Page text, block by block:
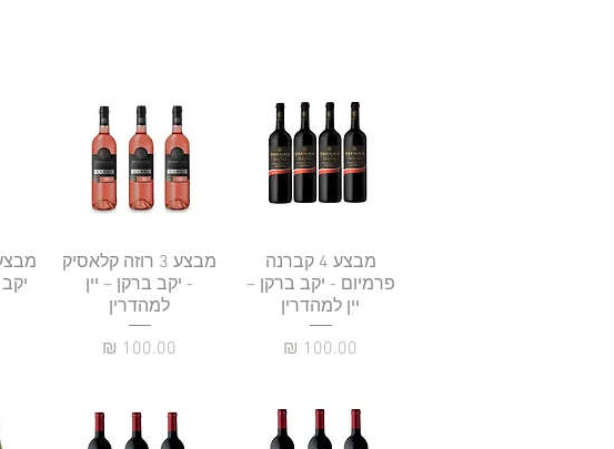
תצוגה מהירה
מבצע 4 קברנה
פרמיום - יקב ברקן –
יין למהדרין
מחיר
תצוגה מהירה
מבצע 3 רוזה קלאסיק
- יקב ברקן – יין
למהדרין
מחיר